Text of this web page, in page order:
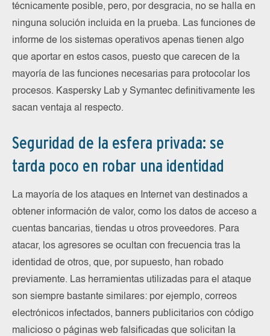
técnicamente posible, pero, por desgracia, no se halla en
ninguna solución incluida en la prueba. Las funciones de
informe de los sistemas operativos apenas tienen algo
que aportar en estos casos, puesto que carecen de la
mayoría de las funciones necesarias para protocolar los
procesos. Kaspersky Lab y Symantec definitivamente les
sacan ventaja al respecto.
Seguridad de la esfera privada: se
tarda poco en robar una identidad
La mayoría de los ataques en Internet van destinados a
obtener información de valor, como los datos de acceso a
cuentas bancarias, tiendas u otros proveedores. Para
atacar, los agresores se ocultan con frecuencia tras la
identidad de otros, que, por supuesto, han robado
previamente. Las herramientas utilizadas para el ataque
son siempre bastante similares: por ejemplo, correos
electrónicos infectados, banners publicitarios con código
malicioso o páginas web falsificadas que solicitan la